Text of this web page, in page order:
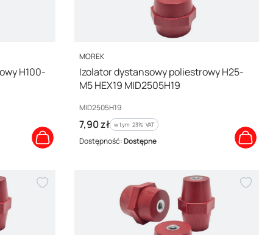
H100-
PRODUCENT
MOREK
Izolator dystansowy poliestrowy H25-
M5 HEX19 MID2505H19
Kod producenta
MID2505H19
Cena brutto
7,90 zł w tym %s VAT
w tym 23% VAT
Dostępność:Dostępne